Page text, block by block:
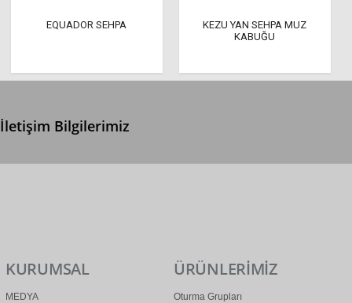
EQUADOR SEHPA
KEZU YAN SEHPA MUZ
KABUĞU
İletişim Bilgilerimiz
KURUMSAL
MEDYA
ÜRÜNLERİMİZ
Oturma Grupları